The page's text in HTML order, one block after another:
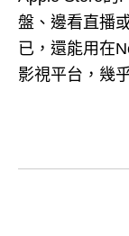
盤、邊看直播
已，還能用在
影視平台，幾